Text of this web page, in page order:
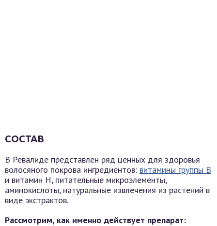
СОСТАВ
В Ревалиде представлен ряд ценных для здоровья
волосяного покрова ингредиентов: витамины группы B
и витамин Н, питательные микроэлементы,
аминокислоты, натуральные извлечения из растений в
виде экстрактов.
Рассмотрим, как именно действует препарат: